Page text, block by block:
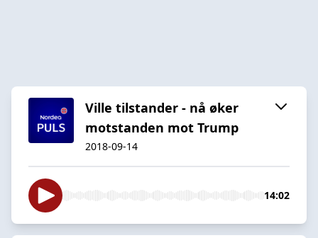
Ville tilstander - nå øker
motstanden mot Trump
2018-09-14
14:02